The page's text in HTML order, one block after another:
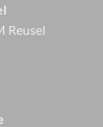
Reusel